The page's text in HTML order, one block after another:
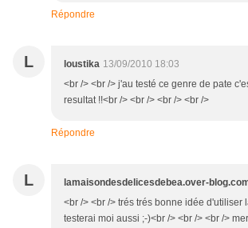
Répondre
L loustika 13/09/2010 18:03
<br /> <br /> j'au testé ce genre de pate
resultat !!<br /> <br /> <br /> <br />
Répondre
L lamaisondesdelicesdebea.over-
<br /> <br /> trés trés bonne idée d'utiliser
testerai moi aussi ;-)<br /> <br /> <br />